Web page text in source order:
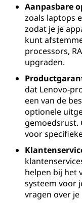
Aanpasbare
zoals laptops
zodat je je
kunt
processors,
upgraden.
dat Lenovo-
een van de
optionele
gemoedsrust.
voor
helpen bij het
systeem voor
vragen over